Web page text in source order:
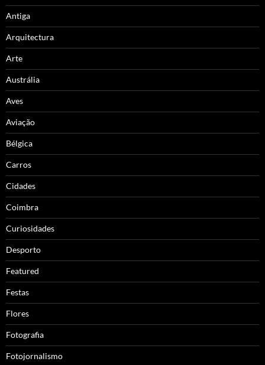
Antiga
Arquitectura
Arte
Austrália
Aves
Aviação
Bélgica
Carros
Cidades
Coimbra
Curiosidades
Desporto
Featured
Festas
Flores
Fotografia
Fotojornalismo